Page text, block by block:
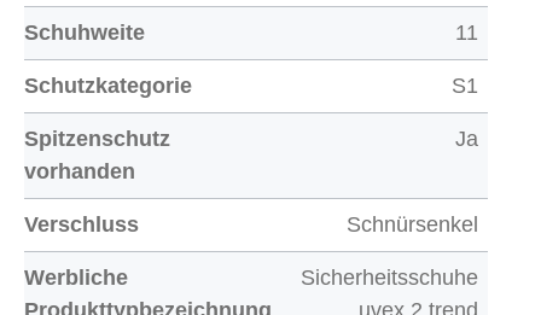
Schuhweite 11
Schutzkategorie S1
Spitzenschutz
vorhanden
Ja
Verschluss Schnürsenkel
Werbliche
Produkttypbezeichnung
Sicherheitsschuhe
uvex 2 trend